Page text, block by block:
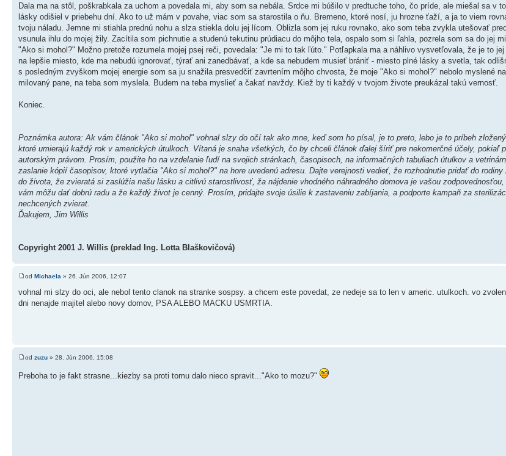
Dala ma na stôl, poškrabkala za uchom a povedala mi, aby som sa nebála. Srdce mi búšilo v predtuche toho, čo príde, ale miešal sa v
lásky odišiel v priebehu dní. Ako to už mám v povahe, viac som sa starostila o ňu. Bremeno, ktoré nosí, ju hrozne ťaží, a ja to viem
tvoju náladu. Jemne mi stiahla prednú nohu a slza stiekla dolu jej lícom. Oblizla som jej ruku rovnako, ako som teba zvykla utešovať
vsunula ihlu do mojej žily. Zacítila som pichnutie a studenú tekutinu prúdiacu do môjho tela, ospalo som si ľahla, pozrela som sa do jej
"Ako si mohol?" Možno pretože rozumela mojej psej reči, povedala: "Je mi to tak ľúto." Potľapkala ma a náhlivo vysvetľovala, že je to
na lepšie miesto, kde ma nebudú ignorovať, týrať ani zanedbávať, a kde sa nebudem musieť brániť - miesto plné lásky a svetla, tak
s posledným zvyškom mojej energie som sa ju snažila presvedčiť zavrtením môjho chvosta, že moje "Ako si mohol?" nebolo myslené
milovaný pane, na teba som myslela. Budem na teba myslieť a čakať navždy. Kiež by ti každý v tvojom živote preukázal takú vernosť.
Koniec.
Poznámka autora: Ak vám článok "Ako si mohol" vohnal slzy do očí tak ako mne, keď som ho písal, je to preto, lebo je to príbeh
ktoré umierajú každý rok v amerických útulkoch. Vítaná je snaha všetkých, čo by chceli článok ďalej šíriť pre nekomerčné účely, pokiaľ
autorským právom. Prosím, použite ho na vzdelanie ľudí na svojich stránkach, časopisoch, na informačných tabuliach útulkov a
zaslanie kópií časopisov, ktoré vytlačia "Ako si mohol?" na hore uvedenú adresu. Dajte verejnosti vedieť, že rozhodnutie pridať do
do života, že zvieratá si zaslúžia našu lásku a citlivú starostlivosť, ža nájdenie vhodného náhradného domova je vašou
vám môžu dať dobrú radu a že každý život je cenný. Prosím, pridajte svoje úsilie k zastaveniu zabíjania, a podporte kampaň za
nechcených zvierat.
Ďakujem, Jim Willis
Copyright 2001 J. Willis (preklad Ing. Lotta Blaškovičová)
od Michaela » 26. Jún 2006, 12:07
vohnal mi slzy do oci, ale nebol tento clanok na stranke sospsy. a chcem este povedat, ze nedeje sa to len v americ. utulkoch. vo
dni nenajde majitel alebo novy domov, PSA ALEBO MACKU USMRTIA.
od zuzu » 28. Jún 2006, 15:08
Preboha to je fakt strasne...kiezby sa proti tomu dalo nieco spravit..."Ako to mozu?"